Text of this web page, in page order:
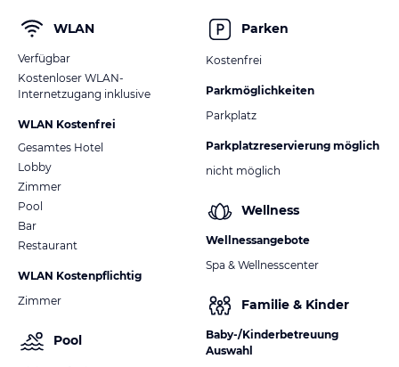
WLAN
Verfügbar
Kostenloser WLAN-
Internetzugang inklusive
WLAN Kostenfrei
Gesamtes Hotel
Lobby
Zimmer
Pool
Bar
Restaurant
WLAN Kostenpflichtig
Zimmer
Pool
Parken
Kostenfrei
Parkmöglichkeiten
Parkplatz
Parkplatzreservierung möglich
nicht möglich
Wellness
Wellnessangebote
Spa & Wellnesscenter
Familie & Kinder
Baby-/Kinderbetreuung
Auswahl